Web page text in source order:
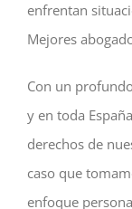
enfrentan
Mejores
Con un
y en toda
derechos de
caso que
enfoque